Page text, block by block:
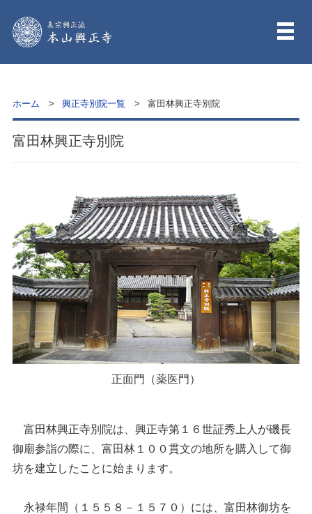
ホーム 興正寺別院一覧 富田林興正寺別院
富田林興正寺別院
正面門（薬医門）
富田林興正寺別院は、興正寺第１６世証秀上人が磯長
御廟参詣の際に、富田林１００貫文の地所を購入して御
坊を建立したことに始まります。
永禄年間（１５５８－１５７０）には、富田林御坊を